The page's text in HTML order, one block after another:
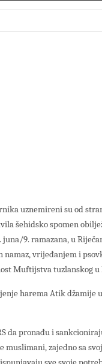
uznemireni su od
šehidsko spomen
juna/9. ramazana, u
vrijeđanjem i
Muftijstva tuzlanskog u
harema Atik džamije
da pronađu i
muslimani, zajedno sa